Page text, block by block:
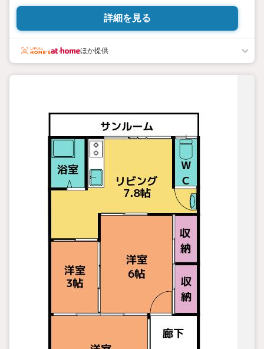
詳細を見る
ほか提供